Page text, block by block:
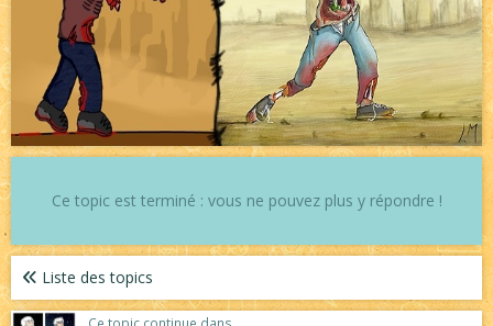
Ce topic est terminé : vous ne pouvez plus y répondre !
Liste des topics
Ce topic continue dans